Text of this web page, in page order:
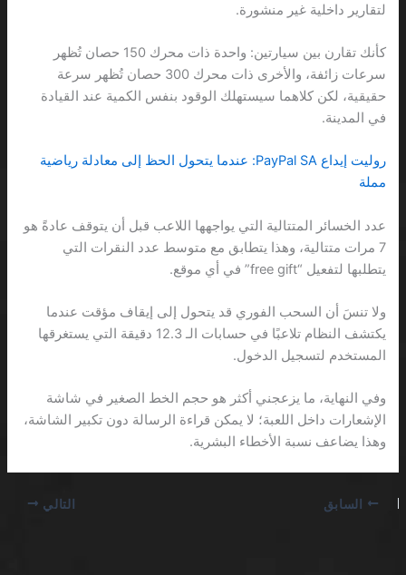
لتقارير داخلية غير منشورة.
كأنك تقارن بين سيارتين: واحدة ذات محرك 150 حصان تُظهر
سرعات زائفة، والأخرى ذات محرك 300 حصان تُظهر سرعة
حقيقية، لكن كلاهما سيستهلك الوقود بنفس الكمية عند القيادة
في المدينة.
روليت إيداع PayPal SA: عندما يتحول الحظ إلى معادلة رياضية
مملة
عدد الخسائر المتتالية التي يواجهها اللاعب قبل أن يتوقف عادةً هو
7 مرات متتالية، وهذا يتطابق مع متوسط عدد النقرات التي
يتطلبها لتفعيل “free gift” في أي موقع.
ولا تنسَ أن السحب الفوري قد يتحول إلى إيقاف مؤقت عندما
يكتشف النظام تلاعبًا في حسابات الـ 12.3 دقيقة التي يستغرقها
المستخدم لتسجيل الدخول.
وفي النهاية، ما يزعجني أكثر هو حجم الخط الصغير في شاشة
الإشعارات داخل اللعبة؛ لا يمكن قراءة الرسالة دون تكبير الشاشة،
وهذا يضاعف نسبة الأخطاء البشرية.
السابق التالي